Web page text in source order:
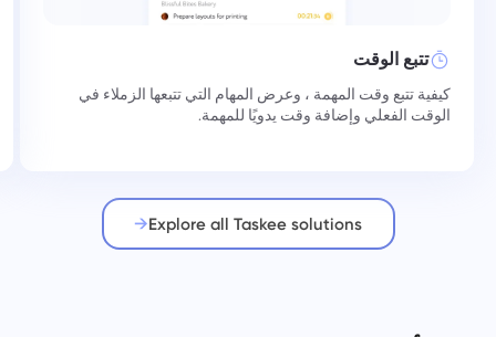
تتبع الوقت
كيفية تتبع وقت المهمة ، وعرض المهام التي تتبعها الزملاء في
الوقت الفعلي وإضافة وقت يدويًا للمهمة.
Explore all Taskee solutions